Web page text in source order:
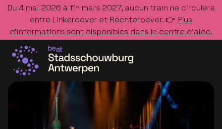
Du 4 mai 2026 à fin mars 2027, aucun tram ne circulera
entre Linkeroever et Rechteroever. 👉 Plus
d’informations sont disponibles dans le centre d’aide.
Allez à la page d'accueil